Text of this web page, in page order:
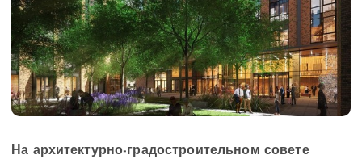
На архитектурно-градостроительном совете